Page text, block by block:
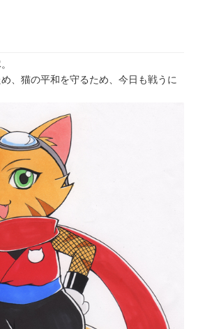
、猫の平和を守るため、今日も戦うに